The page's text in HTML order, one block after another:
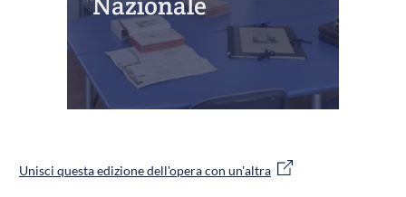
Unisci questa edizione dell'opera con un'altra